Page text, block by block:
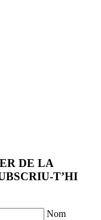
DE LA
T’HI
Nom